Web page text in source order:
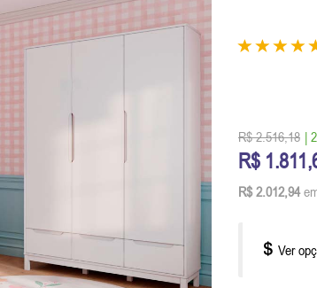
R$ 2.516,18 |
R$
R$ 2.012,94
Ver